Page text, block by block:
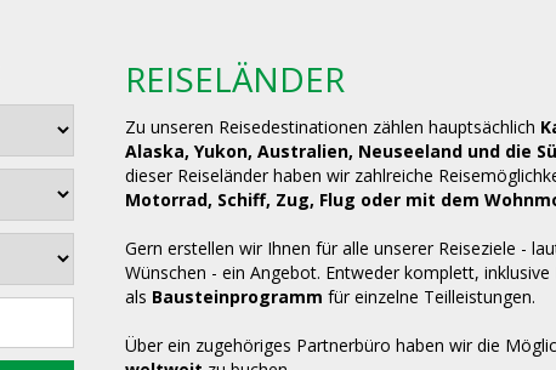
REISELÄNDER
Zu unseren Reisedestinationen zählen hauptsächlich
Alaska, Yukon, Australien, Neuseeland und die
dieser Reiseländer haben wir zahlreiche
Motorrad, Schiff, Zug, Flug oder mit dem
Gern erstellen wir Ihnen für alle unserer Reiseziele -
Wünschen - ein Angebot. Entweder komplett, inklusive
als Bausteinprogramm für einzelne Teilleistungen.
Über ein zugehöriges Partnerbüro haben wir die